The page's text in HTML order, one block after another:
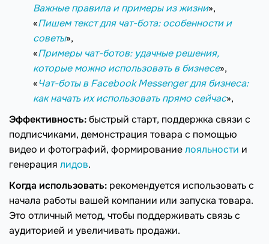
Важные правила и примеры из жизни»,
«Пишем текст для чат-бота: особенности и
советы»,
«Примеры чат-ботов: удачные решения,
которые можно использовать в бизнесе»,
«Чат-боты в Facebook Messenger для бизнеса:
как начать их использовать прямо сейчас»,
Эффективность:быстрый старт, поддержка связи с
подписчиками, демонстрация товара с помощью
видео и фотографий, формированиелояльности и
генерация лидов.
Когда использовать: рекомендуется использовать с
начала работы вашей компании или запуска товара.
Это отличный метод, чтобы поддерживать связь с
аудиторией и увеличивать продажи.